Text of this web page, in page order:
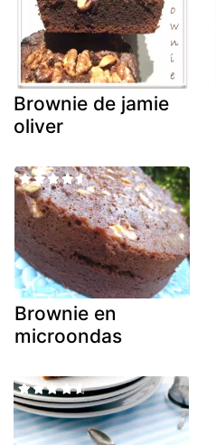
Brownie de jamie
oliver
Brownie en
microondas